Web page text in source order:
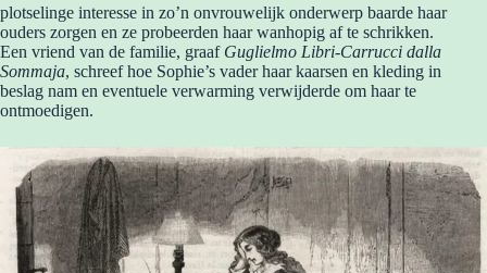
plotselinge interesse in zo’n onvrouwelijk onderwerp baarde haar
ouders zorgen en ze probeerden haar wanhopig af te schrikken.
Een vriend van de familie, graaf Guglielmo Libri-Carrucci dalla
Sommaja, schreef hoe Sophie’s vader haar kaarsen en kleding in
beslag nam en eventuele verwarming verwijderde om haar te
ontmoedigen.